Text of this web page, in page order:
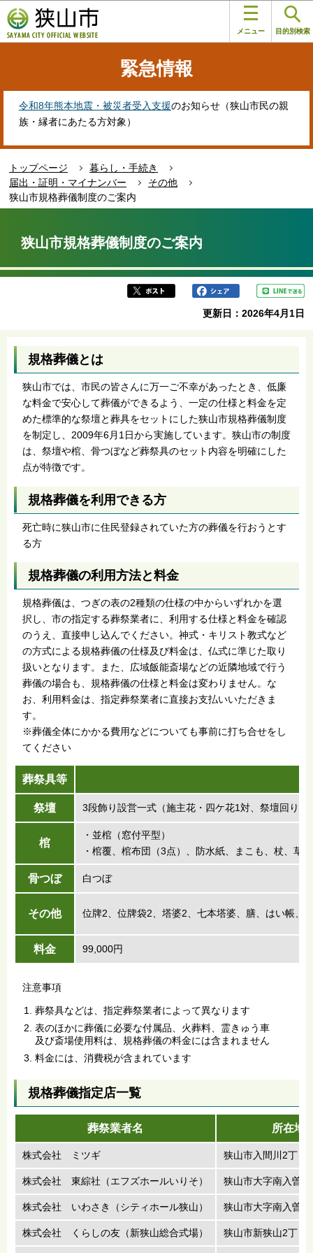
の
ペ
す
メニュー 目的別検索
緊急情報
令和8年熊本地震・被災者受入支援のお知らせ（狭山市民の親
族・縁者にあたる方対象）
トップページ
暮らし・手続き
届出・証明・マイナンバー
その他
狭山市規格葬儀制度のご案内
か
狭山市規格葬儀制度のご案内
更新日：2026年4月1日
規格葬儀とは
狭山市では、市民の皆さんに万一ご不幸があったとき、低廉
な料金で安心して葬儀ができるよう、一定の仕様と料金を定
めた標準的な祭壇と葬具をセットにした狭山市規格葬儀制度
を制定し、2009年6月1日から実施しています。狭山市の制度
は、祭壇や棺、骨つぼなど葬祭具のセット内容を明確にした
点が特徴です。
規格葬儀を利用できる方
死亡時に狭山市に住民登録されていた方の葬儀を行おうとす
る方
規格葬儀の利用方法と料金
規格葬儀は、つぎの表の2種類の仕様の中からいずれかを選
択し、市の指定する葬祭業者に、利用する仕様と料金を確認
のうえ、直接申し込んでください。神式・キリスト教式など
の方式による規格葬儀の仕様及び料金は、仏式に準じた取り
扱いとなります。また、広域飯能斎場などの近隣地域で行う
葬儀の場合も、規格葬儀の仕様と料金は変わりません。な
お、利用料金は、指定葬祭業者に直接お支払いいただきま
す。
※葬儀全体にかかる費用などについても事前に打ち合せをし
てください
葬祭具等
祭壇 3段飾り設営一式（施主花・四ケ花1対、祭壇回りの
棺
・並棺（窓付平型）
・棺覆、棺布団（3点）、防水紙、まこも、杖、草
骨つぼ 白つぼ
その他 位牌2、位牌袋2、塔婆2、七本塔婆、膳、はい帳、
料金 99,000円
注意事項
葬祭具などは、指定葬祭業者によって異なります
表のほかに葬儀に必要な付属品、火葬料、霊きゅう車
及び斎場使用料は、規格葬儀の料金には含まれません
料金には、消費税が含まれています
規格葬儀指定店一覧
葬祭業者名 所在地
株式会社 ミツギ 狭山市入間川2丁目
株式会社 東綜社（エフズホールいりそ） 狭山市大字南入曽
株式会社 いわさき（シティホール狭山） 狭山市大字南入曽
株式会社 くらしの友（新狭山総合式場） 狭山市新狭山2丁目